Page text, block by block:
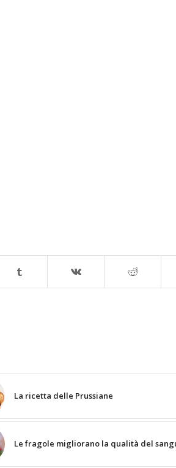
La ricetta delle Prussiane
Le fragole migliorano la qualità del